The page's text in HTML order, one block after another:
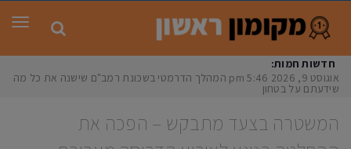
חדשות חמות:
אוגוסט 9, 2026
5:46 pm המהלך הדרמטי בשכונת רמב"ם שישנה את כל מה
שידעתם על בטחון
המשטרה בצעד מתבקש – הפכה את